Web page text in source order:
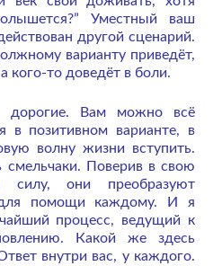
Уместный ваш
другой сценарий.
варианту приведёт,
кого-то доведёт в боли.
дорогие. Вам можно всё
в позитивном варианте, в
волну жизни вступить.
Поверив в свою
они преобразуют
для помощи каждому. И я
процесс, ведущий к
Какой же здесь
внутри вас, у каждого.